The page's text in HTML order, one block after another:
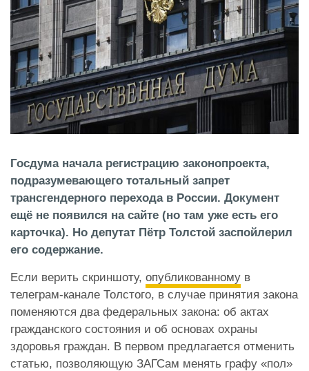
Госдума начала регистрацию законопроекта,
подразумевающего тотальный запрет
трансгендерного перехода в России. Документ
ещё не появился на сайте (но там уже есть его
карточка). Но депутат Пётр Толстой заспойлерил
его содержание.
Если верить скриншоту, опубликованному в
телеграм-канале Толстого, в случае принятия закона
поменяются два федеральных закона: об актах
гражданского состояния и об основах охраны
здоровья граждан. В первом предлагается отменить
статью, позволяющую ЗАГСам менять графу «пол»